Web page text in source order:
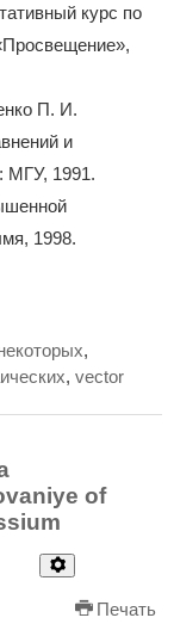
курс по
П. И.
и
МГУ, 1991.
1998.
,
, vector
of
Печать